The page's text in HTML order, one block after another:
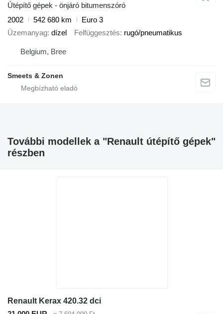
Útépítő gépek - önjáró bitumenszóró
2002
542 680 km
Euro 3
Üzemanyag dízel Felfüggesztés rugó/pneumatikus
Belgium, Bree
Smeets & Zonen
További modellek a "Renault útépítő gépek"
részben
Renault Kerax 420.32 dci